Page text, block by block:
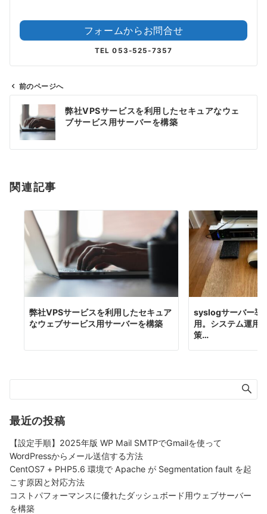
フォームからお問合せ
TEL 053-525-7357
シ
前のページへ
弊社VPSサービスを利用したセキュアなウェ
ブサービス用サーバーを構築
関連記事
弊社VPSサービスを利用したセキュア
なウェブサービス用サーバーを構築
syslogサーバー導
用。システム運用
策…
最近の投稿
【設定手順】2025年版 WP Mail SMTPでGmailを使って
WordPressからメール送信する方法
CentOS7 + PHP5.6 環境で Apache が Segmentation fault を起
こす原因と対応方法
コストパフォーマンスに優れたダッシュボード用ウェブサーバー
を構築